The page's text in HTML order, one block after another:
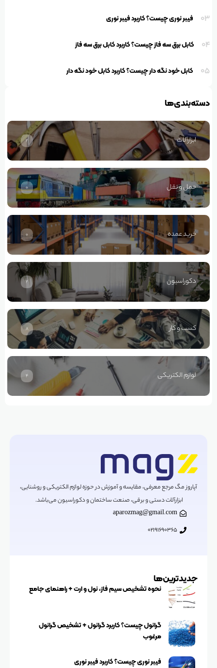
03 فیبر نوری چیست؟ کاربرد فیبر نوری
04 کابل برق سه فاز چیست؟ کاربرد کابل برق سه فاز
05 کابل خود نگه دار چیست؟ کاربرد کابل خود نگه دار
دسته‌بندی‌ها
ابزارآلات 2
حمل و نقل 0
خرید عمده 0
دکوراسیون 2
کسب و کار 8
لوازم الکتریکی 4
آپاروز مگ مرجع معرفی، مقایسه و آموزش در حوزه لوازم الکتریکی و روشنایی،
ابزارآلات دستی و برقی، صنعت ساختمان و دکوراسیون می‌باشد.
aparozmag@gmail.com
02191690365
جدیدترین‌ها
نحوه تشخیص سیم فاز، نول و ارت + راهنمای جامع
گرانول چیست؟ کاربرد گرانول + تشخیص گرانول
مرغوب
فیبر نوری چیست؟ کاربرد فیبر نوری